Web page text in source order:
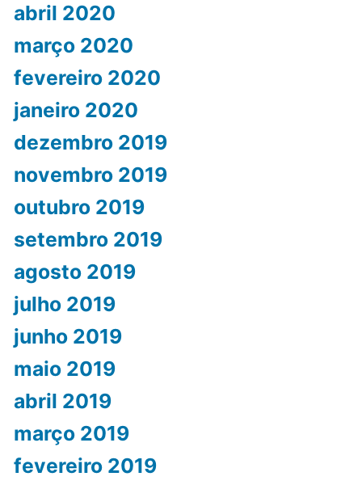
abril 2020
março 2020
fevereiro 2020
janeiro 2020
dezembro 2019
novembro 2019
outubro 2019
setembro 2019
agosto 2019
julho 2019
junho 2019
maio 2019
abril 2019
março 2019
fevereiro 2019